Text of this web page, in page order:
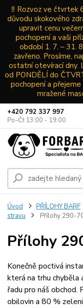
‼️ Rozvoz ve čtvrtek
důvodu skokového
upravit cenu
pochopení a vaši
období 1. 7. – 31.
zavřeno. Prosíme,
ostatní otevírací dny.
od PONDĚLÍ do
pochopení a
mražené
+420 792 337 997
Po-Čt 13:00 - 19:00
Úvod PŘÍLOHY BARF
stravu
Přílohy 290-
Přílohy
Konečně poctivá
která na trhu chyběla
řadu pro náš obchod.
obilovin a 80 %